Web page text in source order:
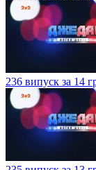
236 випуск за 14